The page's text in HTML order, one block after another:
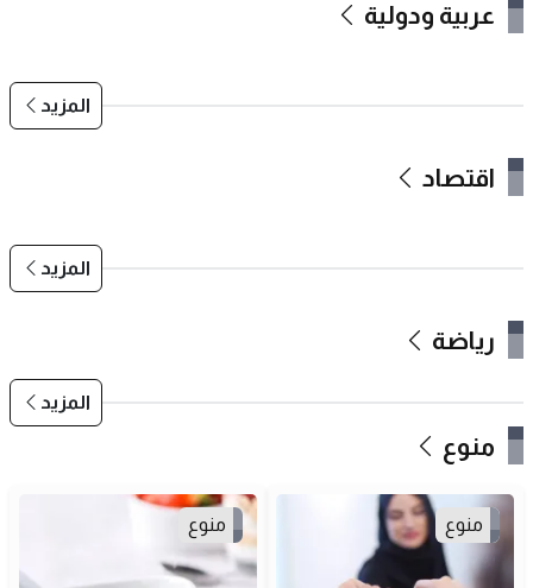
عربية ودولية
المزيد
اقتصاد
المزيد
رياضة
المزيد
منوع
منوع منوع